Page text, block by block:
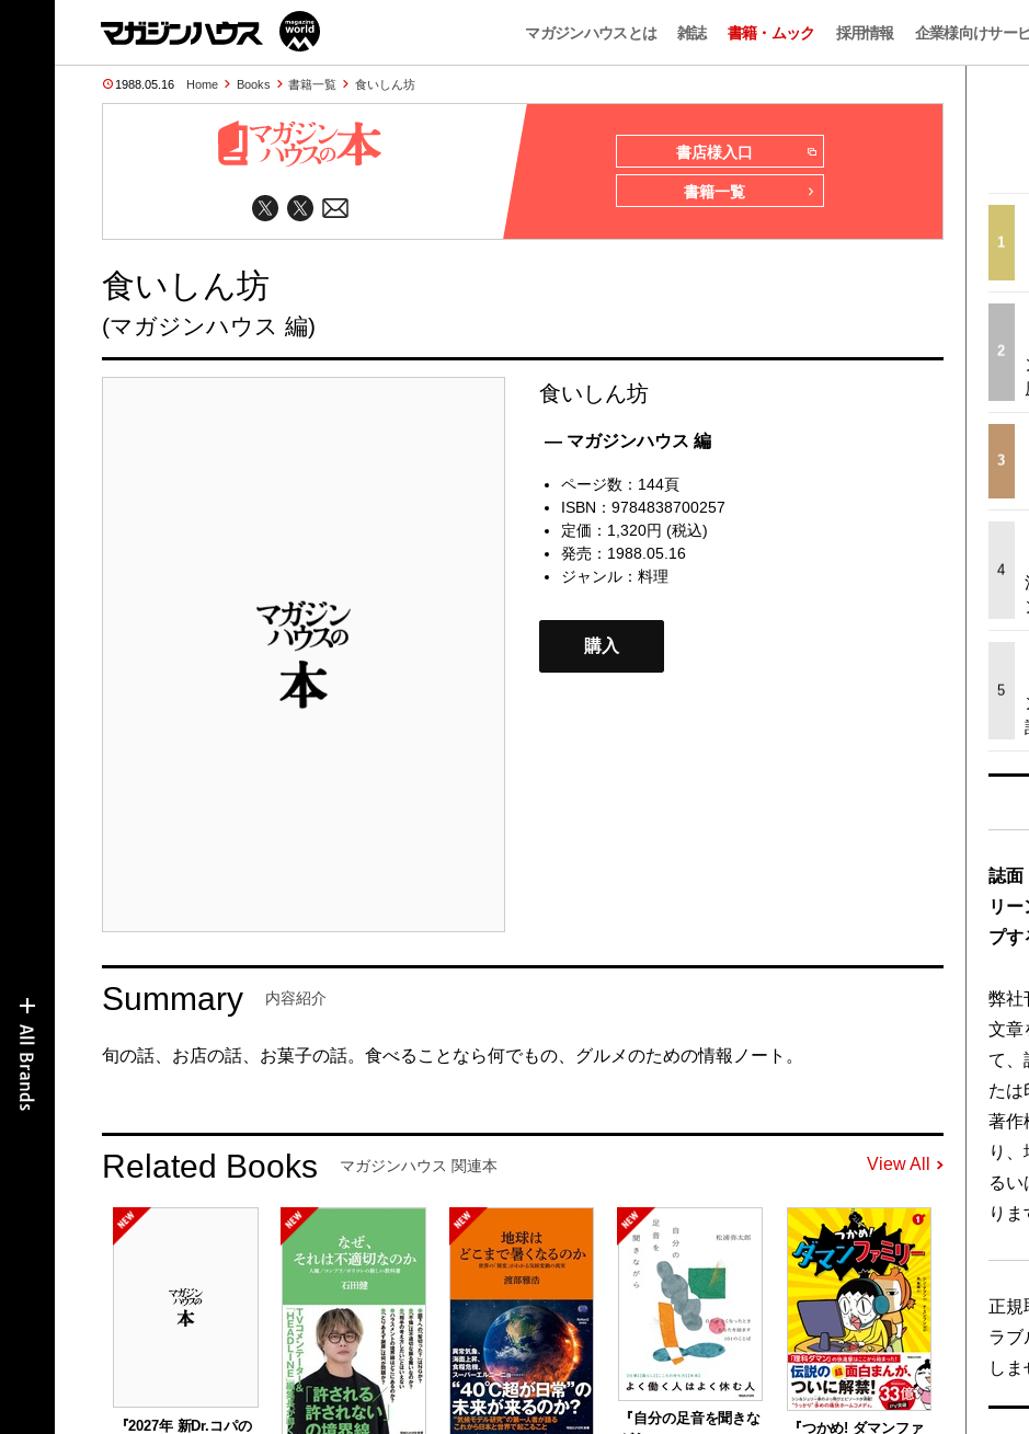
マガジンハウスとは 雑誌 書籍・ムック 採用情報 企業様向けサー
1988.05.16 Home Books 書籍一覧 食いしん坊
書店様入口
書籍一覧
食いしん坊
(マガジンハウス 編)
食いしん坊
— マガジンハウス 編
ページ数：144頁
ISBN：9784838700257
定価：1,320円 (税込)
発売：1988.05.16
ジャンル： 料理
購入
Summary 内容紹介
旬の話、お店の話、お菓子の話。食べることなら何でもの、グルメのための情報ノート。
Related Books マガジンハウス 関連本 View All
『2027年 新Dr.コパの
『自分の足音を聞きな
『つかめ! ダマンファ
1
2
3
4
5
誌面
リ
プす
弊社
文章
て、
たは
著作
り
るい
りま
正規
ラブ
しま